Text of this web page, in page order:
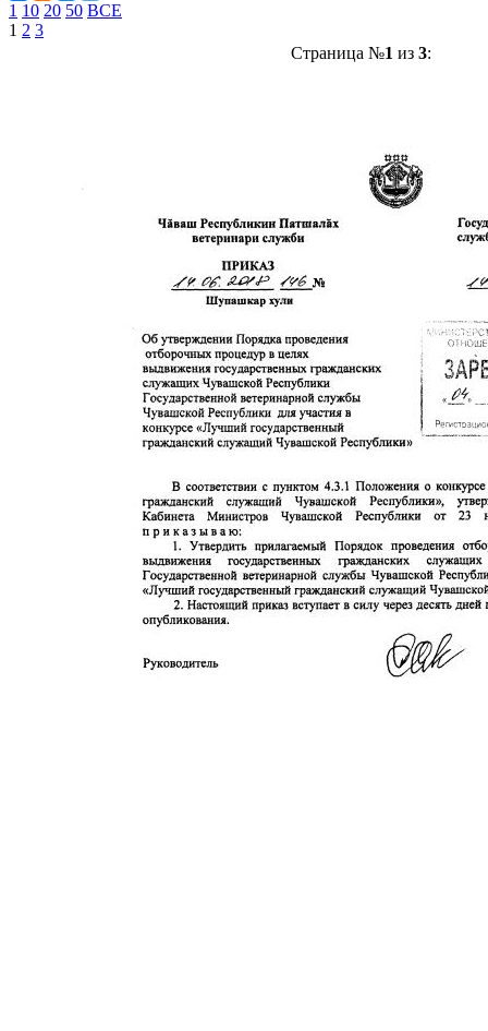
1 10 20 50 ВСЕ
1 2 3
Страница №1 из 3: